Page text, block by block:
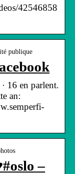
42546858
publique
16 en parlent.
an:
–